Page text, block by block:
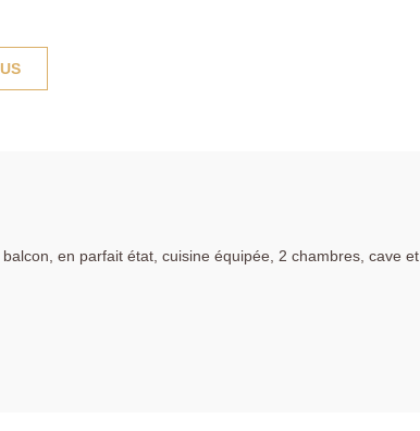
en parfait état, cuisine équipée, 2 chambres, cave et